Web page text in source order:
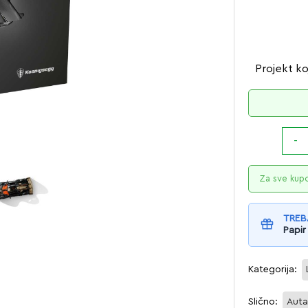
Projekt
Za sve
Kategorija:
Slično: Auta